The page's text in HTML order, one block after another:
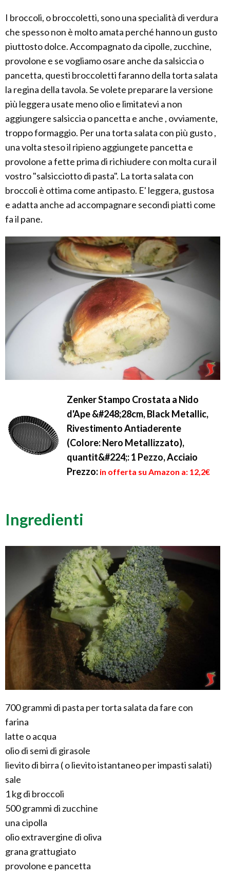
I broccoli, o broccoletti, sono una specialità di verdura
che spesso non è molto amata perché hanno un gusto
piuttosto dolce. Accompagnato da cipolle, zucchine,
provolone e se vogliamo osare anche da salsiccia o
pancetta, questi broccoletti faranno della torta salata
la regina della tavola. Se volete preparare la versione
più leggera usate meno olio e limitatevi a non
aggiungere salsiccia o pancetta e anche , ovviamente,
troppo formaggio. Per una torta salata con più gusto ,
una volta steso il ripieno aggiungete pancetta e
provolone a fette prima di richiudere con molta cura il
vostro "salsicciotto di pasta". La torta salata con
broccoli è ottima come antipasto. E' leggera, gustosa
e adatta anche ad accompagnare secondi piatti come
fa il pane.
Zenker Stampo Crostata a Nido
d'Ape &#248;28cm, Black Metallic,
Rivestimento Antiaderente
(Colore: Nero Metallizzato),
quantit&#224;: 1 Pezzo, Acciaio
Prezzo: in offerta su Amazon a: 12,2€
Ingredienti
700 grammi di pasta per torta salata da fare con
farina
latte o acqua
olio di semi di girasole
lievito di birra ( o lievito istantaneo per impasti salati)
sale
1 kg di broccoli
500 grammi di zucchine
una cipolla
olio extravergine di oliva
grana grattugiato
provolone e pancetta